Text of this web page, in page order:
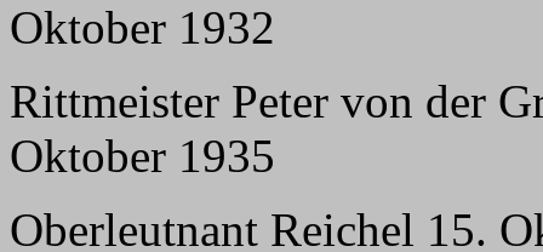
Oktober 1932
Rittmeister Peter von der
Oktober 1935
Oberleutnant Reichel 15.